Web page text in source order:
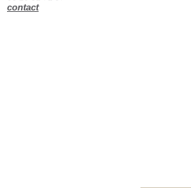
contact